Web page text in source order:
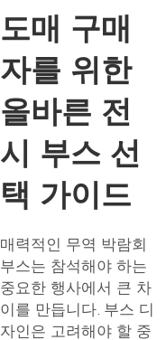
도매 구매
자를 위한
올바른 전
시 부스 선
택 가이드
매력적인 무역 박람회
부스는 참석해야 하는
중요한 행사에서 큰 차
이를 만듭니다. 부스 디
자인은 고려해야 할 중